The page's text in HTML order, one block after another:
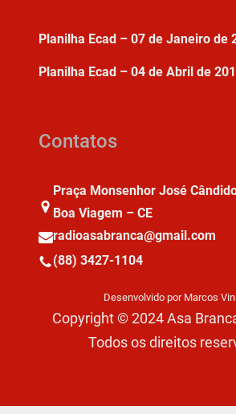
Planilha Ecad – 07 de Janeiro de
Planilha Ecad – 04 de Abril de
Contatos
Praça Monsenhor José
Boa Viagem – CE
radioasabranca@gmail.com
(88) 3427-1104
Desenvolvido por Marcos
Copyright © 2024 Asa
Todos os direitos